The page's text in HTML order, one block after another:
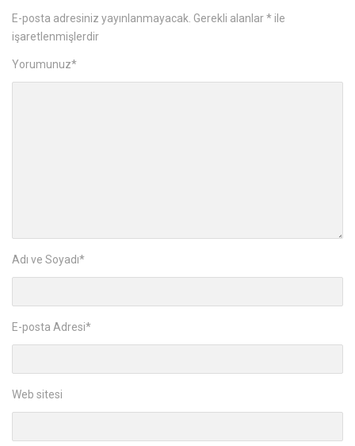
E-posta adresiniz yayınlanmayacak. Gerekli alanlar* ile
işaretlenmişlerdir
Yorumunuz*
Adı ve Soyadı*
E-posta Adresi*
Web sitesi